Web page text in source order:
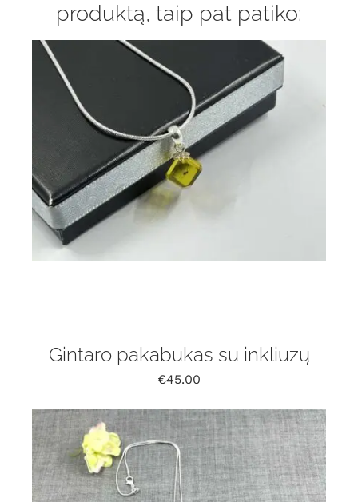
produktą, taip pat patiko:
Gintaro pakabukas su inkliuzų
€45.00